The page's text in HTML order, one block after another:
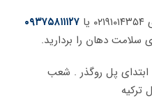
۰۹۳۷۵۸۱۱۱۲۷
سلامت دهان را بردارید.
ابتدای پل روگذر . شعب
ترکیه